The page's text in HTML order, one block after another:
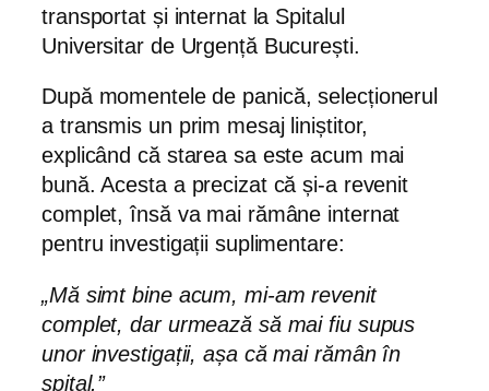
transportat și internat la Spitalul
Universitar de Urgență București.
După momentele de panică, selecționerul
a transmis un prim mesaj liniștitor,
explicând că starea sa este acum mai
bună. Acesta a precizat că și-a revenit
complet, însă va mai rămâne internat
pentru investigații suplimentare:
„Mă simt bine acum, mi-am revenit
complet, dar urmează să mai fiu supus
unor investigații, așa că mai rămân în
spital.”